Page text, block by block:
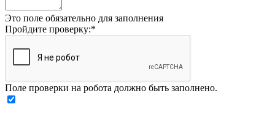
Это поле обязательно для заполнения
Пройдите проверку:*
Поле проверки на робота должно быть заполнено.